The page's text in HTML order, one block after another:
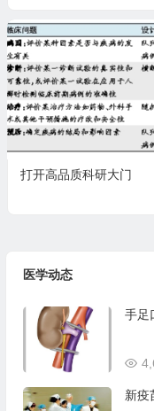
打开高品质科研大门
医学动态
手足
新疫